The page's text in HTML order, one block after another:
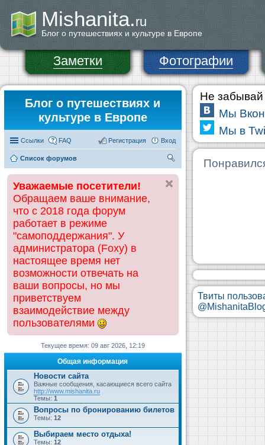
Mishanita.ru
Блог о путешествиях и культуре в Европе
Заметки Фотографии
Блог о путешествиях и
культуре в Европе
Ссылки FAQ Вход
Регистрация
Список форумов
ск
Уважаемые посетители!
Обращаем ваше внимание,
что с 2018 года форум
работает в режиме
"самоподдержания". У
администратора (Foxy) в
настоящее время нет
возможности отвечать на
ваши вопросы, но мы
приветствуем
взаимодействие между
пользователями
Текущее время: 09 авг 2026, 12:19
Общая информация
Новости сайта
Важные сообщения, касающиеся всего сайта
http://www.mishanita.ru
Темы: 1
Вопросы по бронированию билетов
Темы: 12
Выбираем место отдыха!
Темы: 12
Не забывай
Мы
Мы в
Твиты